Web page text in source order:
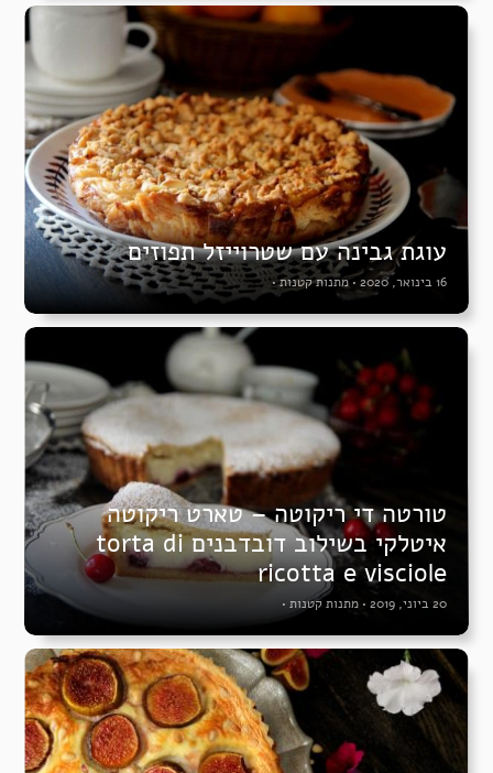
עוגת גבינה עם שטרוייזל תפוזים
16 בינואר, 2020 •מתנות קטנות•
טורטה די ריקוטה – טארט ריקוטה
איטלקי בשילוב דובדבנים torta di
ricotta e visciole
20 ביוני, 2019 • מתנות קטנות •